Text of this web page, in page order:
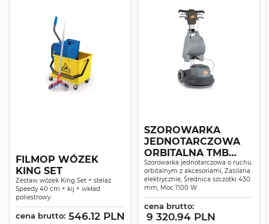
FILMOP WÓZEK
KING SET
Zestaw wózek King Set + stelaż
Speedy 40 cm + kij + wkład
poliestrowy.
cena brutto: 546.12 PLN
SZOROWARKA
JEDNOTARCZOWA
ORBITALNA TMB
TPO43
Szorowarka jednotarczowa o ruchu
orbitalnym z akcesoriami, Zasilana
elektrycznie, Średnica szczotki 430
mm, Moc 1100 W
cena brutto:
9 320.94 PLN